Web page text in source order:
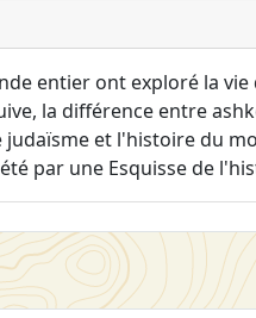
entier ont exploré la
la différence entre
et l'histoire du
par une Esquisse de